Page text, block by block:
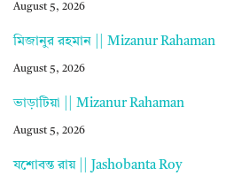
August 5, 2026
মিজানুর রহমান || Mizanur Rahaman
August 5, 2026
ভাড়াটিয়া || Mizanur Rahaman
August 5, 2026
যশোবন্ত রায় || Jashobanta Roy